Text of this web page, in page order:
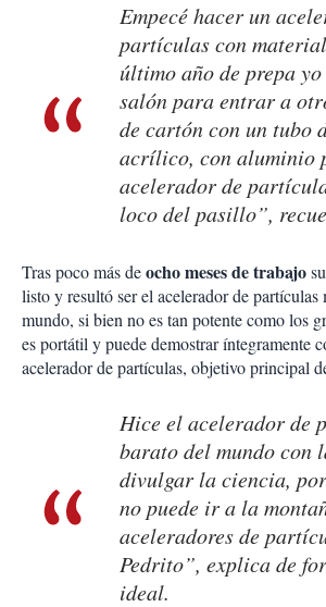
Empecé hacer un
partículas con
último año de prepa
salón para entrar a
de cartón con un tubo
acrílico, con aluminio
acelerador de
loco del pasillo”,
Tras poco más deocho meses de trabajo
listo y resultó ser el acelerador de partículas
mundo, si bien no es tan potente como los
es portátil y puede demostrar íntegramente
acelerador de partículas, objetivo principal
Hice el acelerador de
barato del mundo con
divulgar la ciencia,
no puede ir a la
aceleradores de
Pedrito”, explica de
ideal.